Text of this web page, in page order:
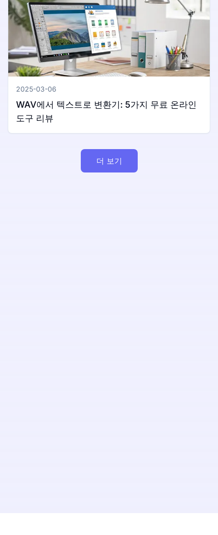
2025-03-06
WAV에서 텍스트로 변환기: 5가지 무료 온라인
도구 리뷰
더 보기